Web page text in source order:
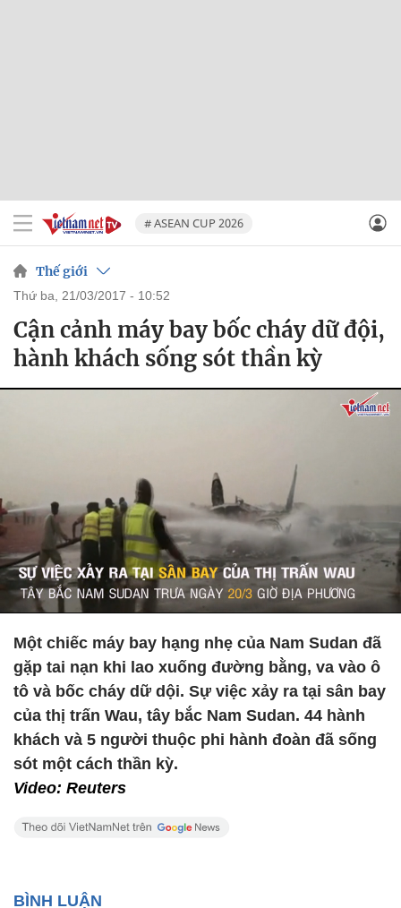
# ASEAN CUP 2026
Thế giới
thứ ba, 21/03/2017 - 10:52
Cận cảnh máy bay bốc cháy dữ đội,
hành khách sống sót thần kỳ
Một chiếc máy bay hạng nhẹ của Nam Sudan đã
gặp tai nạn khi lao xuống đường bằng, va vào ô
tô và bốc cháy dữ dội. Sự việc xảy ra tại sân bay
của thị trấn Wau, tây bắc Nam Sudan. 44 hành
khách và 5 người thuộc phi hành đoàn đã sống
sót một cách thần kỳ.
Video: Reuters